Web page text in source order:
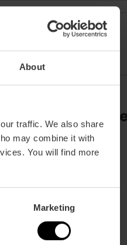
About
traffic. We also share
may combine it with
You will find more
Marketing
l’Ajuntament.